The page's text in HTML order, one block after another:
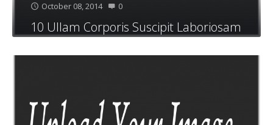
October 08, 2014 0
10 Ullam Corporis Suscipit Laboriosam